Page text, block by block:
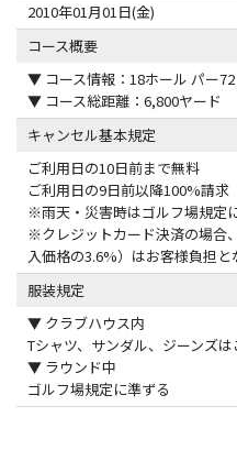
2010年01月01日(金)
コース概要
▼ コース情報：18ホール パー72
▼ コース総距離：6,800ヤード
キャンセル基本規定
ご利用日の10日前まで無料
ご利用日の9日前以降100%請求
※雨天・災害時はゴルフ場規定
※クレジットカード決済の場合
入価格の3.6%）はお客様負担と
服装規定
▼ クラブハウス内
Tシャツ、サンダル、ジーンズは
▼ ラウンド中
ゴルフ場規定に準ずる